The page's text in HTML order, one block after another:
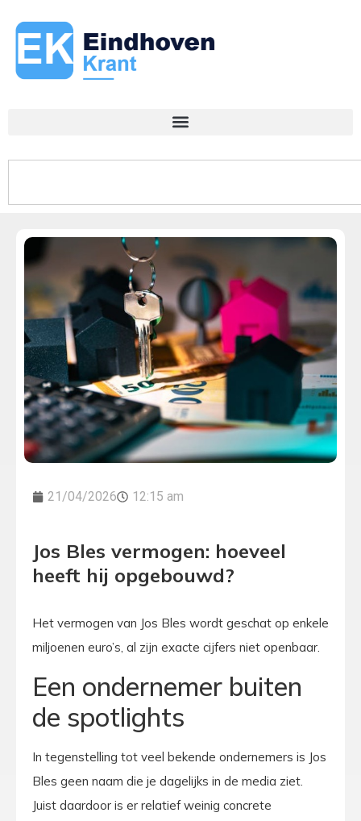
21/04/2026 12:15 am
Jos Bles vermogen: hoeveel
heeft hij opgebouwd?
Het vermogen van Jos Bles wordt geschat op enkele
miljoenen euro’s, al zijn exacte cijfers niet openbaar.
Een ondernemer buiten
de spotlights
In tegenstelling tot veel bekende ondernemers is Jos
Bles geen naam die je dagelijks in de media ziet.
Juist daardoor is er relatief weinig concrete